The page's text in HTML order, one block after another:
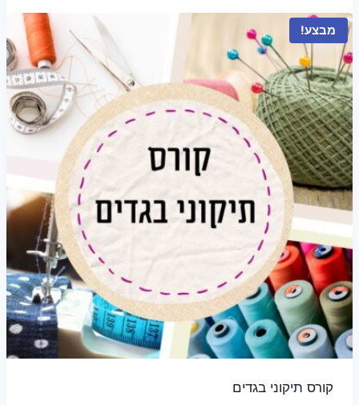
מבצע!
קורס תיקוני בגדים